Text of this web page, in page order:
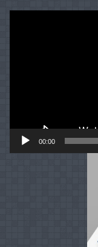
00:00